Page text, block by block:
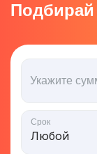
Подбирай
Укажите
Срок